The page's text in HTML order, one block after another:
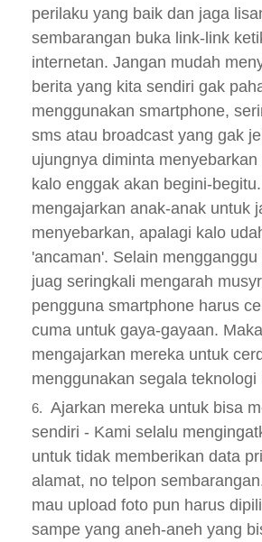
perilaku yang baik dan jaga
sembarangan buka link-link
internetan. Jangan mudah
berita yang kita sendiri gak
menggunakan smartphone,
sms atau broadcast yang gak
ujungnya diminta
kalo enggak akan begini-
mengajarkan anak-anak untuk
menyebarkan, apalagi kalo
'ancaman'. Selain
juag seringkali mengarah
pengguna smartphone harus
cuma untuk gaya-gayaan.
mengajarkan mereka untuk
menggunakan segala teknologi
Ajarkan mereka untuk bisa
sendiri - Kami selalu
untuk tidak memberikan data
alamat, no telpon
mau upload foto pun harus
sampe yang aneh-aneh yang